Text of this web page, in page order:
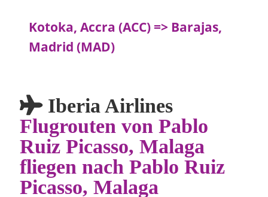
Kotoka, Accra (ACC) => Barajas,
Madrid (MAD)
Iberia Airlines
Flugrouten von Pablo
Ruiz Picasso, Malaga
fliegen nach Pablo Ruiz
Picasso, Malaga